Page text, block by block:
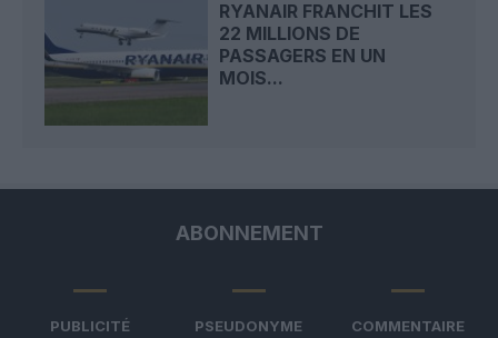
RYANAIR FRANCHIT LES
22 MILLIONS DE
PASSAGERS EN UN
MOIS...
ABONNEMENT
PUBLICITÉ
PSEUDONYME
COMMENTAIRE